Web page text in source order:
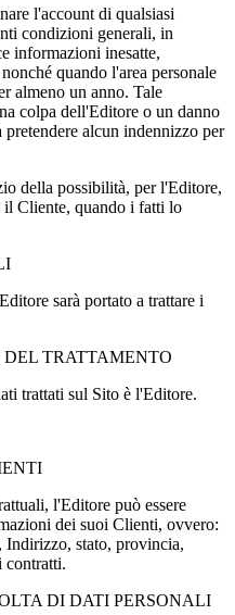
l'account di qualsiasi
condizioni generali, in
informazioni inesatte,
quando l'area personale
almeno un anno. Tale
colpa dell'Editore o un danno
alcun indennizzo per
della possibilità, per l'Editore,
Cliente, quando i fatti lo
sarà portato a trattare i
TRATTAMENTO
trattati sul Sito è l'Editore.
l'Editore può essere
dei suoi Clienti, ovvero:
Indirizzo, stato, provincia,
contratti.
DI DATI PERSONALI